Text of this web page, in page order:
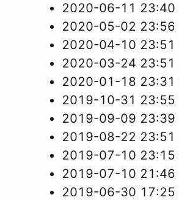
2020-06-11 23:40
2020-05-02 23:56
2020-04-10 23:51
2020-03-24 23:51
2020-01-18 23:31
2019-10-31 23:55
2019-09-09 23:39
2019-08-22 23:51
2019-07-10 23:15
2019-07-10 21:46
2019-06-30 17:25